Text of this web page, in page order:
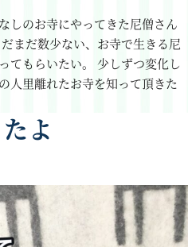
しのお寺にやってきた尼僧さん
だまだ数少ない、お寺で生きる尼
てもらいたい。
少しずつ変化し
人里離れたお寺を知って頂きた
よ